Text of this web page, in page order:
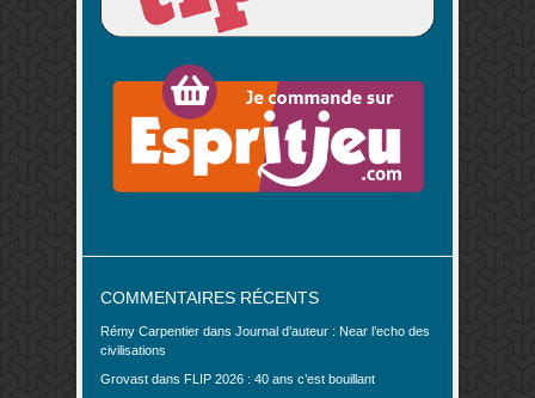
COMMENTAIRES RÉCENTS
Rémy Carpentier dans Journal d’auteur : Near l’echo des
civilisations
Grovast dans FLIP 2026 : 40 ans c’est bouillant